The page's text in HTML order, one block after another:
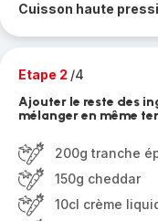
Cuisson haute
Etape 2 /4
Ajouter le reste des
mélanger en même
200g tranche
150g cheddar
10cl crème